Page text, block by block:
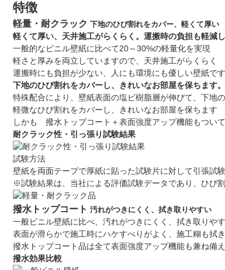
特徴
軽量・耐クラック 下地のひび割れをカバー、軽くて厚い
軽くて厚い、天井施工がらくらく。運搬時の負担も軽減し
一般的なビニル壁紙に比べて20～30%の軽量化を実現
軽さと厚みを両立していますので、天井施工がらくらく
運搬時にも負担が少ない、人にも環境にも優しい壁紙です
下地のひび割れをカバーし、きれいなお部屋を保ちます。
特殊配合により、壁紙表面の塩ビ樹脂層が伸びて、下地
軽微なひび割れをカバーし、きれいなお部屋を保ちます
しかも 撥水トップコート＋表面強度アップ機能もつい
耐クラック性・引っ張り試験結果
試験方法
壁紙を両面テープで厚紙に貼った試験片に対して引張試
※試験結果は、当社による評価試験データであり、ひび
撥水トップコート 汚れがつきにくく、拭き取りやすい
一般ビニル壁紙に比べ、汚れがつきにくく、拭き取りや
表面が滑らかで施工時にハケすべりがよく、施工糊も拭
撥水トップコート品は全て表面強度アップ機能も兼ね備
撥水効果比較